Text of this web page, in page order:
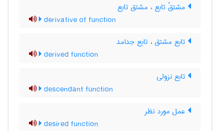
مشتقّ تابع ، مشتق تابع
derivative of function
تابع مشتق ، تابع جدامد
derived function
تابع نزولی
descendant function
عمل مورد نظر
desired function